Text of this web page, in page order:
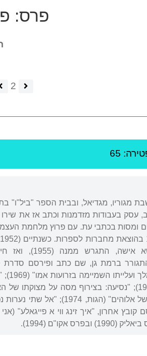
פרס:
2
65
התחנך בבית הספר של מושבת מגוריו, מגדיאל, ובבית הספר
עסק בעבודות מזדמנות וכתב אז את שירו
גג ופירסם שירים ומסות בכתבי עת. עם פרוץ מלחמת
ועבד בקיבוצים כנרת ויפעת (באחרון שימש
הגותי "החיים כמשל" (1958). נישא שנית (1962), ומאז 1965 התגורר ברמת גן,
מכותרותיהם
ראשון, 1970); "העשב האדום בוער לאט, הנהר הירוק זורם לעד" (סיפורים, 1970); "נסיעה:
הכוכבים" (מסות, 1971); "נסיעה בארץ ישראל" "והרהורים על אהבתו
התקשר עם מיכל שין, חברתו לחיים עד פטירתו. ב-1993 פירסם קובץ אחרון, "איך זינג
(1994).